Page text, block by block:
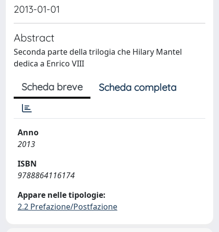
2013-01-01
Abstract
Seconda parte della trilogia che Hilary Mantel
dedica a Enrico VIII
Scheda breve Scheda completa
Anno
2013
ISBN
9788864116174
Appare nelle tipologie:
2.2 Prefazione/Postfazione